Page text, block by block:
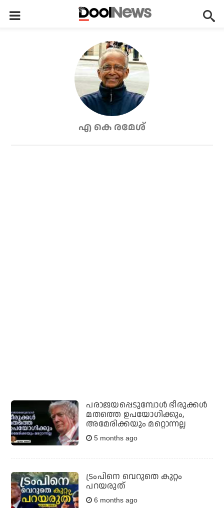
എ കെ രമേശ്‌
പരാജയപ്പെടുമ്പോള്‍ ഭീരുക്കള്‍
മതത്തെ ഉപയോഗിക്കും,
അമേരിക്കയും മറ്റൊന്നല്ല
5 months ago
ട്രംപിനെ വെറുതെ കുറ്റം
പറയരുത്
6 months ago